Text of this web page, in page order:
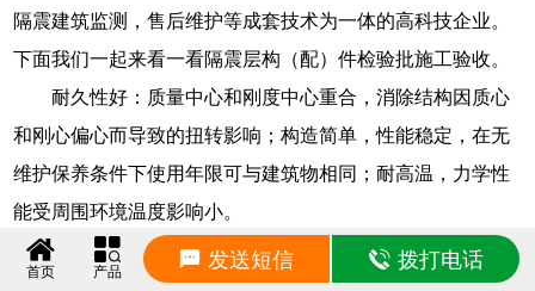
隔震建筑监测，售后维护等成套技术为一体的高科技企业。
下面我们一起来看一看隔震层构（配）件检验批施工验收。
耐久性好：质量中心和刚度中心重合，消除结构因质心
和刚心偏心而导致的扭转影响；构造简单，性能稳定，在无
维护保养条件下使用年限可与建筑物相同；耐高温，力学性
能受周围环境温度影响小。
另一种常见价格较低的由建筑板式橡胶支座衍生品种：
首页 产品 发送短信 拨打电话